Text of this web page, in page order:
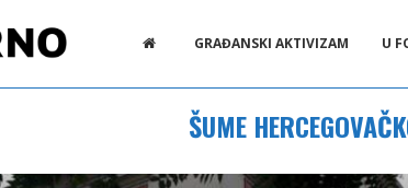
GRAĐANSKI AKTIVIZAM U
ŠUME